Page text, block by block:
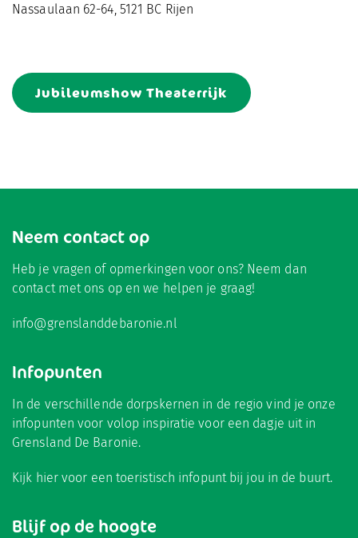
Nassaulaan 62-64, 5121 BC Rijen
Jubileumshow Theaterrijk
Neem contact op
Heb je vragen of opmerkingen voor ons? Neem dan
contact met ons op en we helpen je graag!
info@grenslanddebaronie.nl
Infopunten
In de verschillende dorpskernen in de regio vind je onze
infopunten voor volop inspiratie voor een dagje uit in
Grensland De Baronie.
Kijk hiervoor een toeristisch infopunt bij jou in de buurt.
Blijf op de hoogte